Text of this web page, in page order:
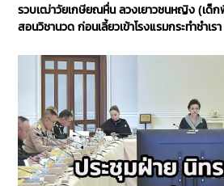
รวบเฒ่าวัยเกษียณหื่น ลวงเยาวชนหญิง (เด็ก
สอนวิชานวด ก่อนเลี้ยวเข้าโรงแรมกระทำชำเร